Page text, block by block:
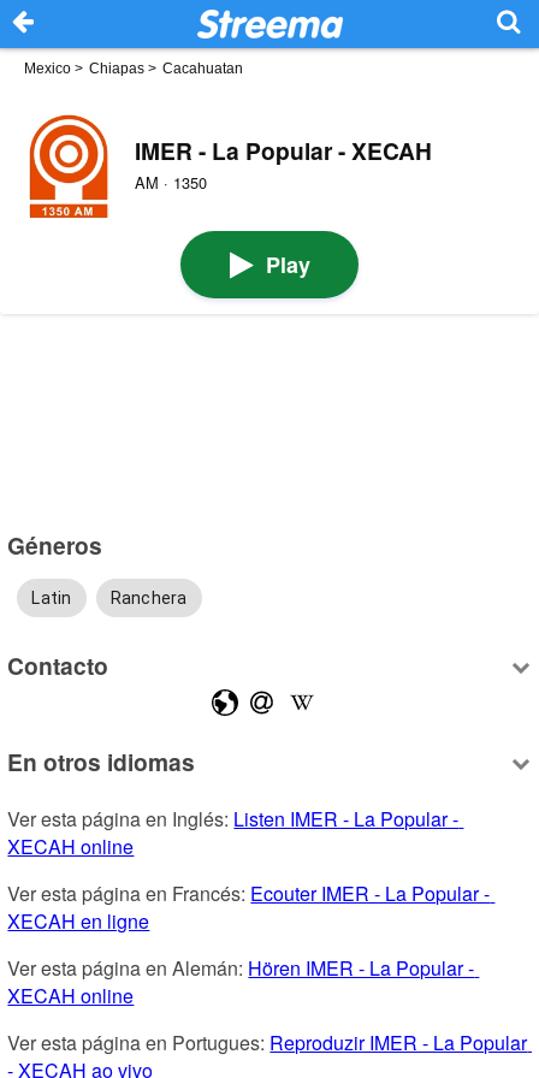
Mexico > Chiapas > Cacahuatan
IMER - La Popular - XECAH
AM · 1350
Play
Géneros
Latin Ranchera
Contacto
En otros idiomas
Ver esta página en Inglés: Listen IMER - La Popular -
XECAH online
Ver esta página en Francés: Ecouter IMER - La Popular -
XECAH en ligne
Ver esta página en Alemán: Hören IMER - La Popular -
XECAH online
Ver esta página en Portugues: Reproduzir IMER - La Popular
- XECAH ao vivo